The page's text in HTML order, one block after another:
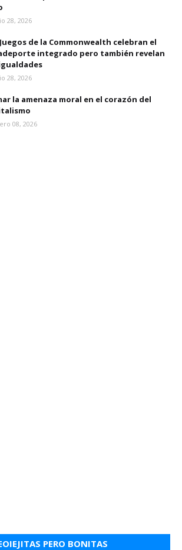
28, 2026
de la Commonwealth celebran el
integrado pero también revelan
28, 2026
la amenaza moral en el corazón del
08, 2026
PERO BONITAS